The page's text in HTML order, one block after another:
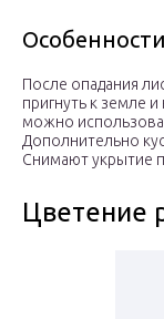
После опадания
пригнуть к земле
можно
Дополнительно
Снимают укрытие
Цветение